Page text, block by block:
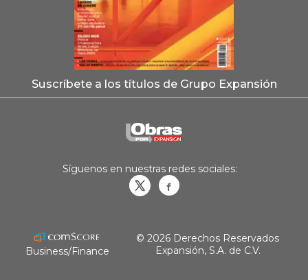
Suscríbete a los títulos de Grupo Expansión
Síguenos en nuestras redes sociales:
Business/Finance
© 2026 Derechos Reservados
Expansión, S.A. de C.V.